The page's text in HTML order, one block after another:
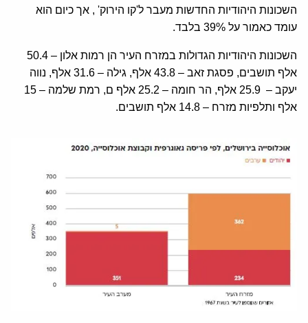
השכונות היהודיות החדשות מעבר ל'קו הירוק' , אך כיום הוא
עומד כאמור על 39% בלבד.
השכונות היהודיות הגדולות במזרח העיר הן רמות אלון – 50.4
אלף תושבים, פסגת זאב – 43.8 אלף, גילה – 31.6 אלף, נווה
יעקב – 25.9 אלף, הר חומה – 25.2 אלף ם, רמת שלמה – 15
אלף ותלפיות מזרח – 14.8 אלף תושבים.